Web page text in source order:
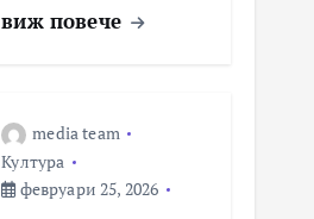
виж повече
media team
Култура
февруари 25, 2026